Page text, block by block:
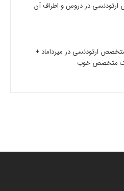
در دروس و اطراف آن
ارتودنسی در میرداماد +
یک متخصص خوب